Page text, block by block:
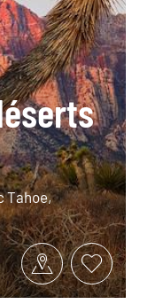
Tahoe,